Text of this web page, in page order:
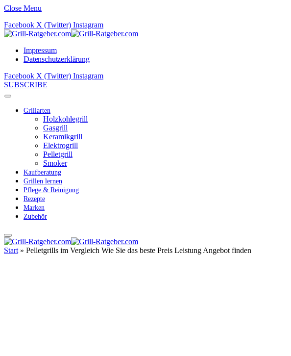
Close Menu
Facebook X (Twitter) Instagram
Impressum
Datenschutzerklärung
Facebook X (Twitter) Instagram
SUBSCRIBE
Grillarten
Holzkohlegrill
Gasgrill
Keramikgrill
Elektrogrill
Pelletgrill
Smoker
Kaufberatung
Grillen lernen
Pflege & Reinigung
Rezepte
Marken
Zubehör
Start » Pelletgrills im Vergleich Wie Sie das beste Preis Leistung Angebot finden